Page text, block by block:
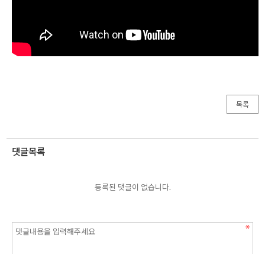
목록
댓글목록
등록된 댓글이 없습니다.